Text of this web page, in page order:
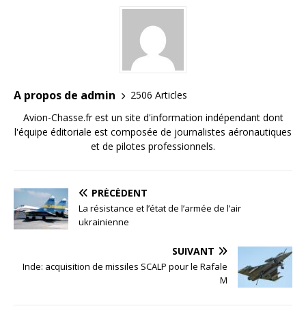
A propos de admin
2506 Articles
Avion-Chasse.fr est un site d'information indépendant dont
l'équipe éditoriale est composée de journalistes aéronautiques
et de pilotes professionnels.
PRÉCÉDENT
La résistance et l’état de l’armée de l’air
ukrainienne
SUIVANT
Inde: acquisition de missiles SCALP pour le Rafale
M